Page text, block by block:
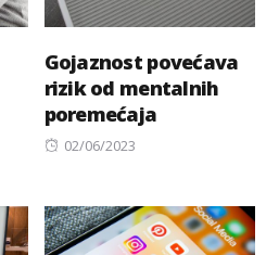
Gojaznost povećava
rizik od mentalnih
poremećaja
Posted
02/06/2023